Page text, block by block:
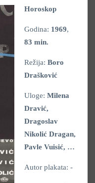
Horoskop
Godina: 1969,
83 min.
Režija: Boro
Drašković
Uloge: Milena
Dravić,
Dragoslav
Nikolić Dragan,
Pavle Vuisić, …
Autor plakata: -